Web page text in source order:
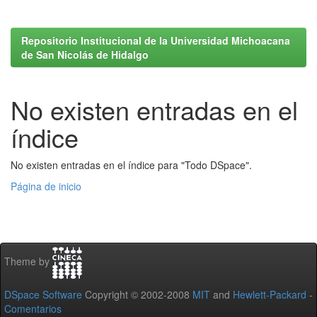
Repositorio Institucional de la Universidad Michoacana
de San Nicolás de Hidalgo
No existen entradas en el
índice
No existen entradas en el índice para "Todo DSpace".
Página de inicio
Theme by
DSpace Software Copyright © 2002-2008 MIT and Hewlett-Packard -
Comentarios